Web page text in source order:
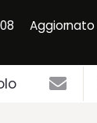
Aggiornato